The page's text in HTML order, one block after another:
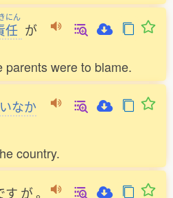
にん
任 が
parents were to blame.
いなか
country.
す が。